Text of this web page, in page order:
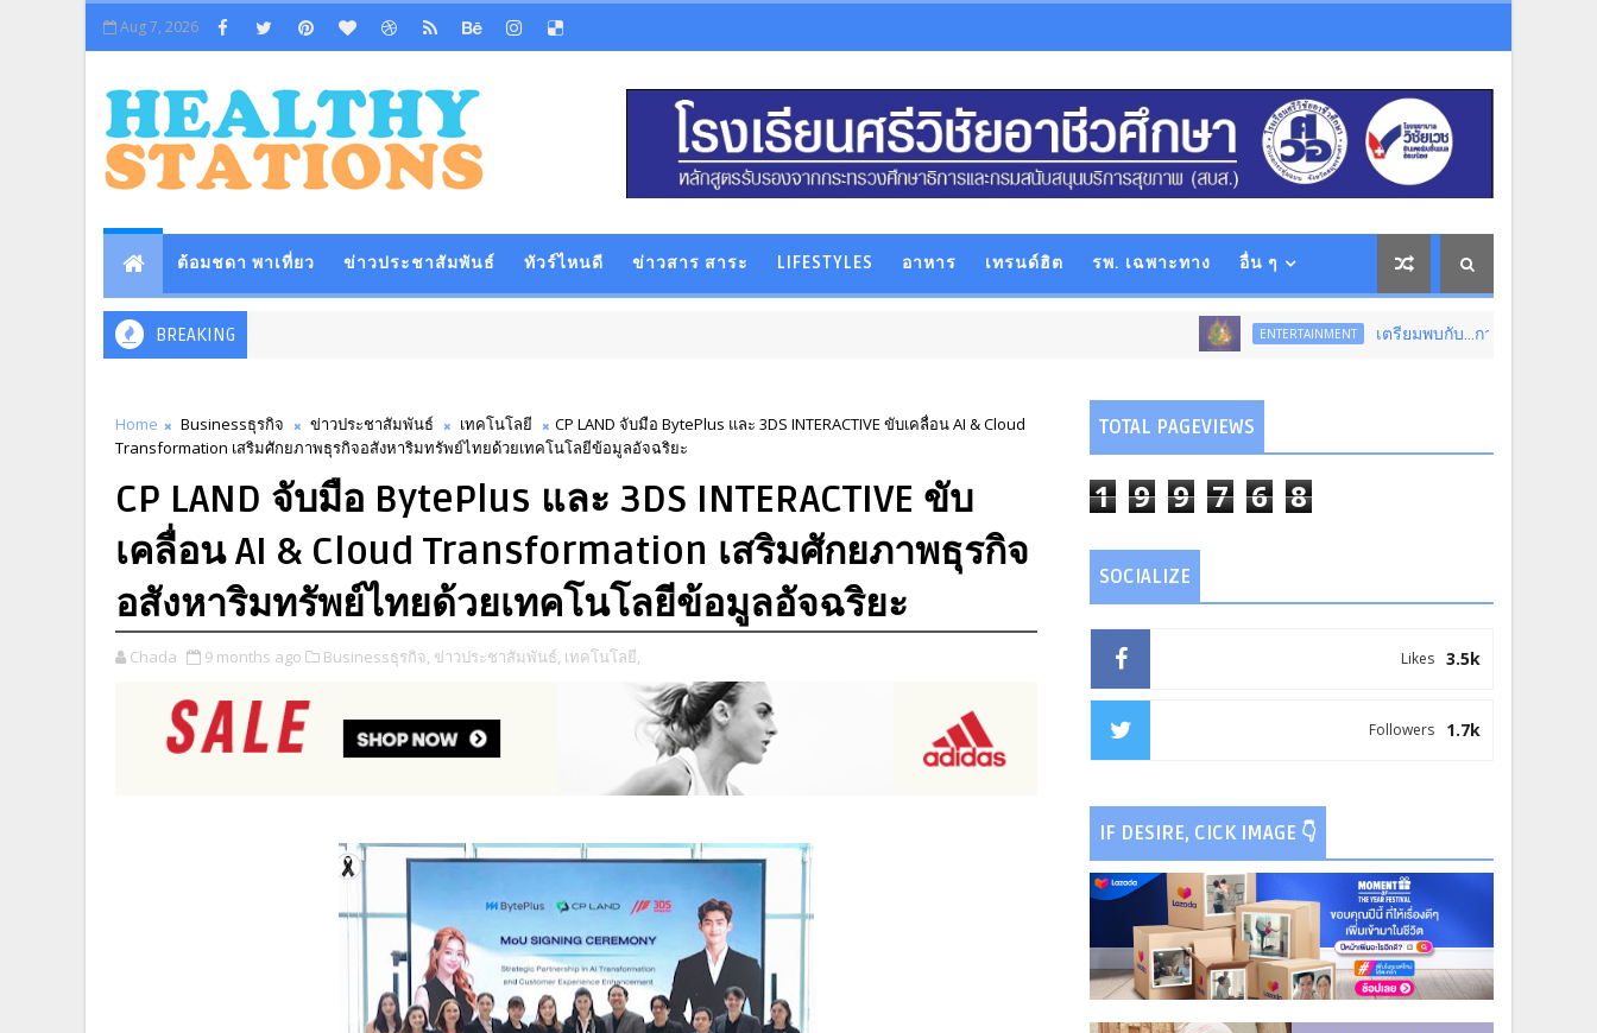
Aug 7, 2026
ต้อมชดา พาเที่ยว ข่าวประชาสัมพันธ์ ทัวร์ไหนดี ข่าวสาร สาระ LIFESTYLES อาหาร เทรนด์ฮิต รพ. เฉพาะทาง อื่น ๆ
BREAKING ENTERTAINMENT เตรียมพบกับ...การแสดงโขนสุดยิ่งใหญ่แห่
Home Businessธุรกิจ ข่าวประชาสัมพันธ์ เทคโนโลยี
CP LAND จับมือ BytePlus และ 3DS INTERACTIVE ขับเคลื่อน AI & Cloud
Transformation เสริมศักยภาพธุรกิจอสังหาริมทรัพย์ไทยด้วยเทคโนโลยีข้อมูลอัจฉริยะ
CP LAND จับมือ BytePlus และ 3DS INTERACTIVE ขับ
เคลื่อน AI & Cloud Transformation เสริมศักยภาพธุรกิจ
อสังหาริมทรัพย์ไทยด้วยเทคโนโลยีข้อมูลอัจฉริยะ
Chada 9 months ago Businessธุรกิจ, ข่าวประชาสัมพันธ์, เทคโนโลยี,
TOTAL PAGEVIEWS
1 9 9 7 6 8
SOCIALIZE
3.5k
Likes
1.7k
Followers
IF DESIRE, CICK IMAGE 👇